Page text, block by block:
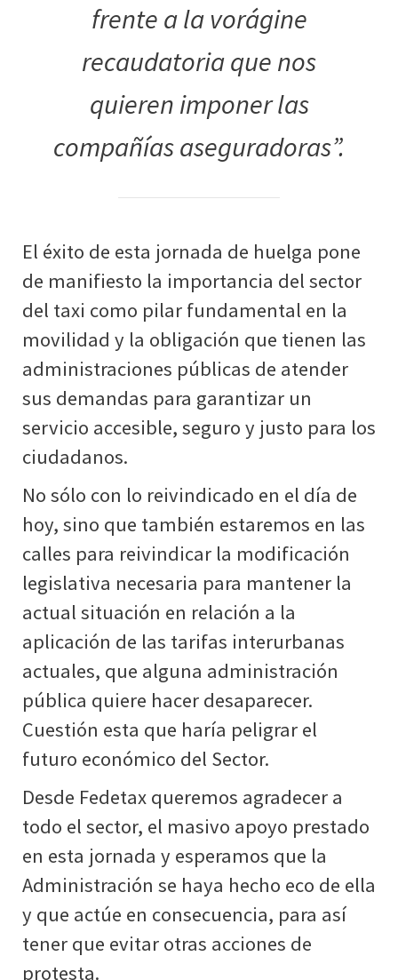
frente a la vorágine
recaudatoria que nos
quieren imponer las
compañías aseguradoras”.
El éxito de esta jornada de huelga pone
de manifiesto la importancia del sector
del taxi como pilar fundamental en la
movilidad y la obligación que tienen las
administraciones públicas de atender
sus demandas para garantizar un
servicio accesible, seguro y justo para los
ciudadanos.
No sólo con lo reivindicado en el día de
hoy, sino que también estaremos en las
calles para reivindicar la modificación
legislativa necesaria para mantener la
actual situación en relación a la
aplicación de las tarifas interurbanas
actuales, que alguna administración
pública quiere hacer desaparecer.
Cuestión esta que haría peligrar el
futuro económico del Sector.
Desde Fedetax queremos agradecer a
todo el sector, el masivo apoyo prestado
en esta jornada y esperamos que la
Administración se haya hecho eco de ella
y que actúe en consecuencia, para así
tener que evitar otras acciones de
protesta.